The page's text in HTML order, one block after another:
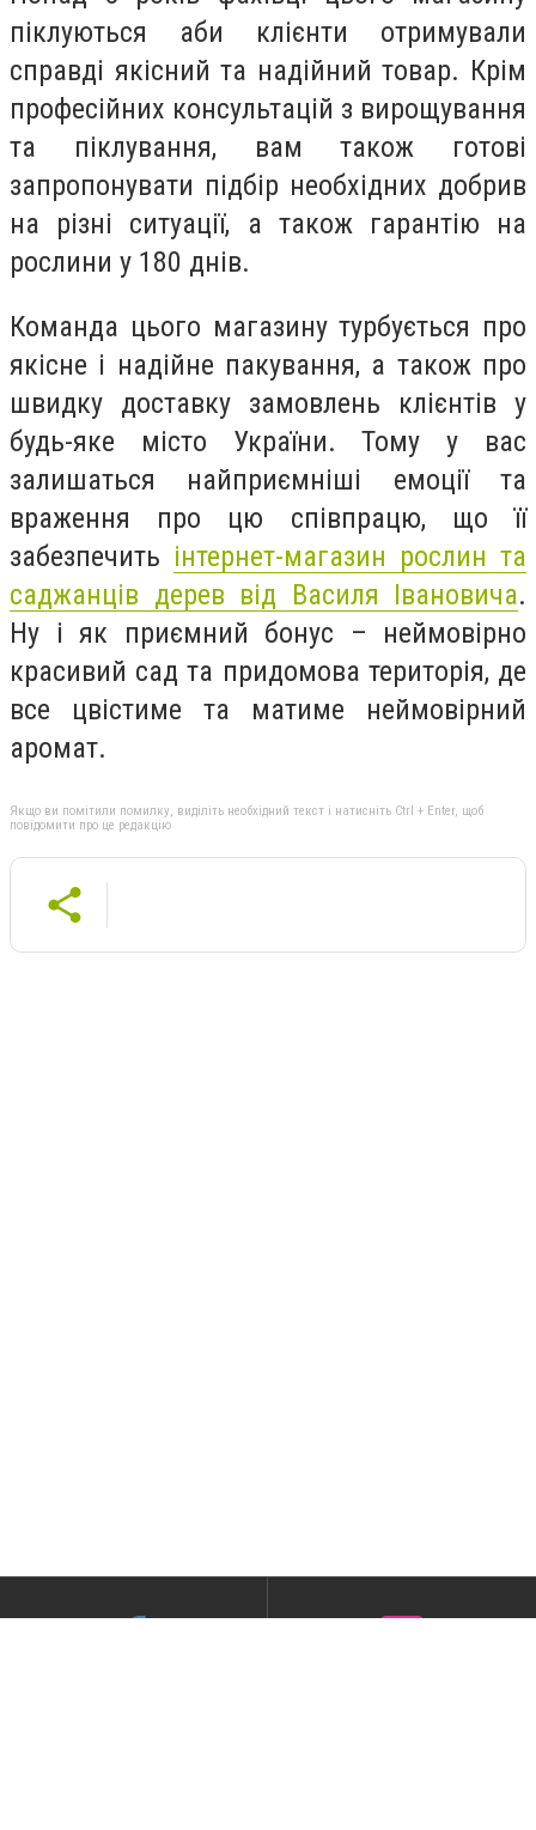
піклуються аби клієнти отримували
справді якісний та надійний товар. Крім
професійних консультацій з вирощування
та піклування, вам також готові
запропонувати підбір необхідних добрив
на різні ситуації, а також гарантію на
рослини у 180 днів.
Команда цього магазину турбується про
якісне і надійне пакування, а також про
швидку доставку замовлень клієнтів у
будь-яке місто України. Тому у вас
залишаться найприємніші емоції та
враження про цю співпрацю, що її
забезпечить інтернет-магазин рослин та
саджанців дерев від Василя Івановича.
Ну і як приємний бонус – неймовірно
красивий сад та придомова територія, де
все цвістиме та матиме неймовірний
аромат.
Якщо ви помітили помилку, виділіть необхідний текст і натисніть Ctrl + Enter, щоб
повідомити про це редакцію